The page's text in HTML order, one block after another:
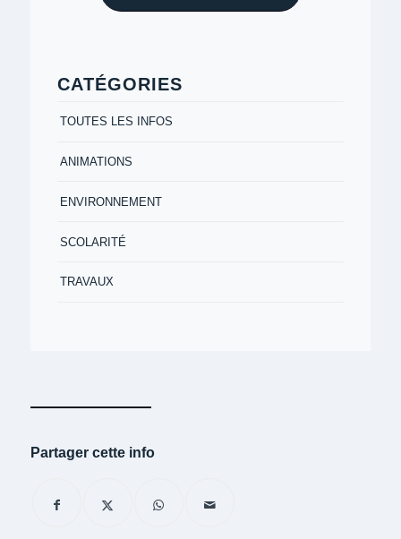
CATÉGORIES
TOUTES LES INFOS
ANIMATIONS
ENVIRONNEMENT
SCOLARITÉ
TRAVAUX
Partager cette info